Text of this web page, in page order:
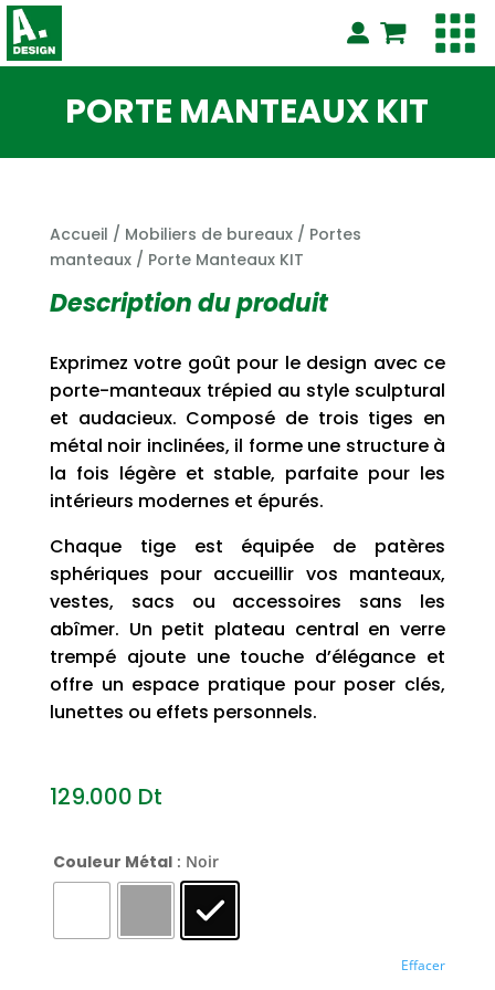
PORTE MANTEAUX KIT
Accueil / Mobiliers de bureaux/ Portes
manteaux/ Porte Manteaux KIT
Description du produit
Exprimez votre goût pour le design avec ce
porte-manteaux trépied au style sculptural
et audacieux. Composé de trois tiges en
métal noir inclinées, il forme une structure à
la fois légère et stable, parfaite pour les
intérieurs modernes et épurés.
Chaque tige est équipée de patères
sphériques pour accueillir vos manteaux,
vestes, sacs ou accessoires sans les
abîmer. Un petit plateau central en verre
trempé ajoute une touche d’élégance et
offre un espace pratique pour poser clés,
lunettes ou effets personnels.
129.000 Dt
Couleur Métal : Noir
Effacer